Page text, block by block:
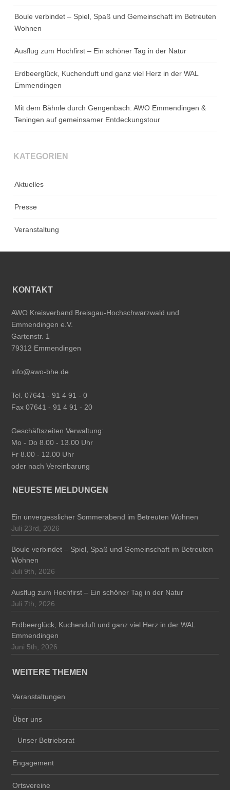
Boule verbindet – Spiel, Spaß und Gemeinschaft im Betreuten
Wohnen
Ausflug zum Hochfirst – Ein schöner Tag in der Natur
Erdbeerglück, Kuchenduft und ganz viel Herz in der WAL
Emmendingen
Mit dem Bähnle durch Gengenbach: AWO Emmendingen &
Teningen auf gemeinsamer Entdeckungstour
KATEGORIEN
Aktuelles
Presse
Veranstaltung
KONTAKT
AWO Kreisverband Breisgau-Hochschwarzwald und
Emmendingen e.V.
Gartenstr. 1
79312 Emmendingen
info@awo-bhe.de
Tel. 07641 - 91 4 91 - 0
Fax 07641 - 91 4 91 - 20
Geschäftszeiten Verwaltung:
Mo - Do 8.00 - 13.00 Uhr
Fr 8.00 - 12.00 Uhr
oder nach Vereinbarung
NEUESTE MELDUNGEN
Ein unvergesslicher Sommerabend im Betreuten Wohnen
Juli 23rd, 2026
Boule verbindet – Spiel, Spaß und Gemeinschaft im Betreuten
Wohnen
Juli 9th, 2026
Ausflug zum Hochfirst – Ein schöner Tag in der Natur
Juli 7th, 2026
Erdbeerglück, Kuchenduft und ganz viel Herz in der WAL
Emmendingen
Juni 5th, 2026
WEITERE THEMEN
Veranstaltungen
Über uns
Unser Betriebsrat
Engagement
Ortsvereine